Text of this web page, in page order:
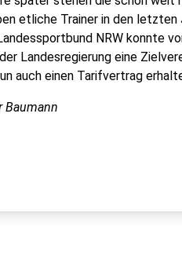
etliche Trainer in den letzten
NRW konnte
Landesregierung eine
auch einen Tarifvertrag
Baumann